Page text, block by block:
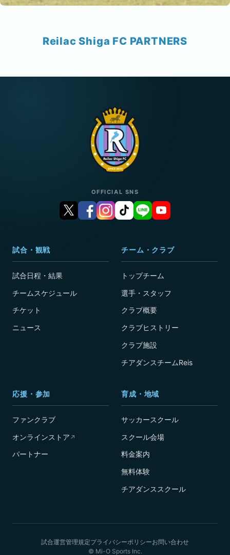
Reilac Shiga FC PARTNERS
OFFICIAL SNS
試合・観戦
試合日程・結果
チームスケジュール
チケット
ニュース
チーム・クラブ
トップチーム
選手・スタッフ
クラブ概要
クラブヒストリー
クラブ施設
チアダンスチームReis
応援・参加
ファンクラブ
オンラインストア ↗
パートナー
育成・地域
サッカースクール
スクール会場
料金案内
無料体験
チアダンススクール
試合運営管理規定プライバシーポリシーお問い合わせ
© Mi-O Sports Inc.